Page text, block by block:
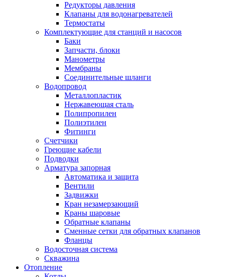
Редукторы давления
Клапаны для водонагревателей
Термостаты
Комплектующие для станций и насосов
Баки
Запчасти, блоки
Манометры
Мембраны
Соединительные шланги
Водопровод
Металлопластик
Нержавеющая сталь
Полипропилен
Полиэтилен
Фитинги
Счетчики
Греющие кабели
Подводки
Арматура запорная
Автоматика и защита
Вентили
Задвижки
Кран незамерзающий
Краны шаровые
Обратные клапаны
Сменные сетки для обратных клапанов
Фланцы
Водосточная система
Скважина
Отопление